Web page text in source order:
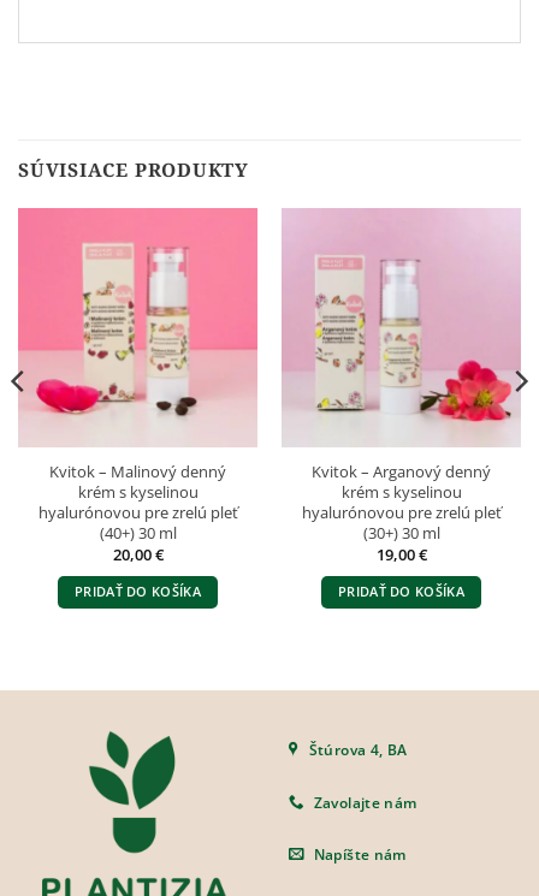
SÚVISIACE PRODUKTY
Kvitok – Malinový denný
krém s kyselinou
hyalurónovou pre zrelú pleť
(40+) 30 ml
20,00€
PRIDAŤ DO KOŠÍKA
Kvitok – Arganový denný
krém s kyselinou
hyalurónovou pre zrelú pleť
(30+) 30 ml
19,00€
PRIDAŤ DO KOŠÍKA
Štúrova 4, BA
Zavolajte nám
Napíšte nám